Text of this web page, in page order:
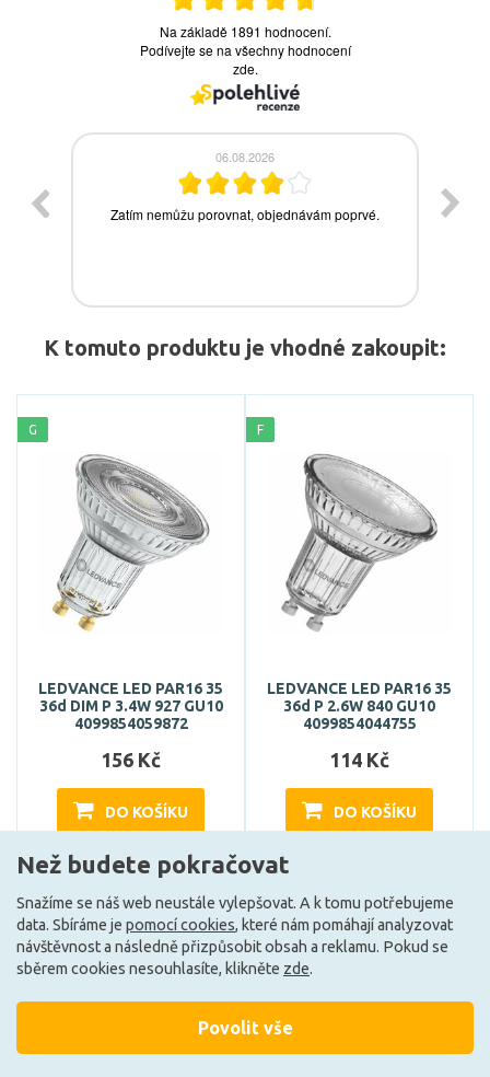
K tomuto produktu je vhodné zakoupit:
G
LEDVANCE LED PAR16 35
36d DIM P 3.4W 927 GU10
4099854059872
156 Kč
DO KOŠÍKU
Může být u Vás 17. 8.
F
LEDVANCE LED PAR16 35
36d P 2.6W 840 GU10
4099854044755
114 Kč
DO KOŠÍKU
Může být u Vás 10. 8.
Než budete pokračovat
Snažíme se náš web neustále vylepšovat. A k tomu potřebujeme
data. Sbíráme je pomocí cookies, které nám pomáhají analyzovat
návštěvnost a následně přizpůsobit obsah a reklamu. Pokud se
sběrem cookies nesouhlasíte, klikněte zde.
Povolit vše